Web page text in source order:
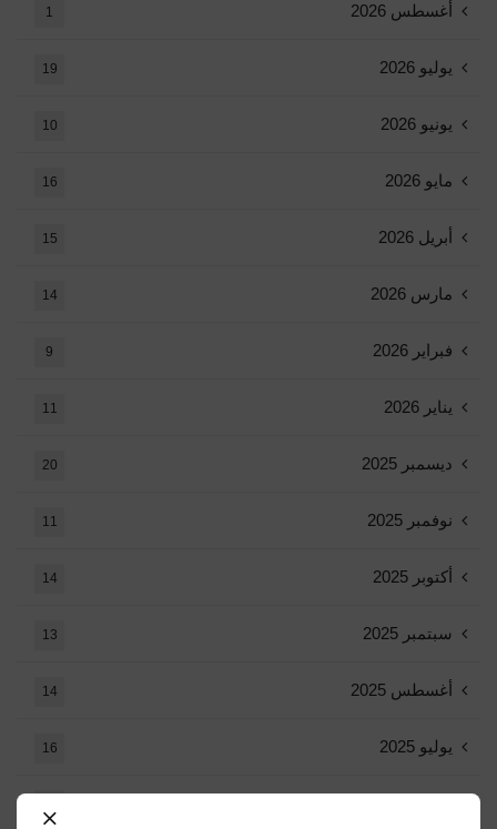
أغسطس 2026 1
يوليو 2026 19
يونيو 2026 10
مايو 2026 16
أبريل 2026 15
مارس 2026 14
فبراير 2026 9
يناير 2026 11
ديسمبر 2025 20
نوفمبر 2025 11
أكتوبر 2025 14
سبتمبر 2025 13
أغسطس 2025 14
يوليو 2025 16